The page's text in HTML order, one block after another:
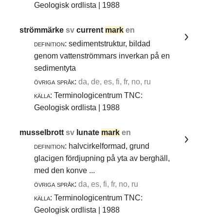
Geologisk ordlista | 1988
strömmärkesvcurrent mark en
definition: sedimentstruktur, bildad
genom vattenströmmars inverkan på en
sedimentyta
övriga språk: da, de, es, fi, fr, no, ru
källa: Terminologicentrum TNC:
Geologisk ordlista | 1988
musselbrottsv lunate mark en
definition: halvcirkelformad, grund
glacigen fördjupning på yta av berghäll,
med den konve ...
övriga språk: da, es, fi, fr, no, ru
källa: Terminologicentrum TNC:
Geologisk ordlista | 1988